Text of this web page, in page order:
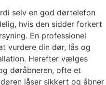
selv en god dørtelefon
hvis den sidder forkert
En professionel
vurdere din dør, lås og
Herefter vælges
døråbneren, ofte et
låser sikkert og åbner